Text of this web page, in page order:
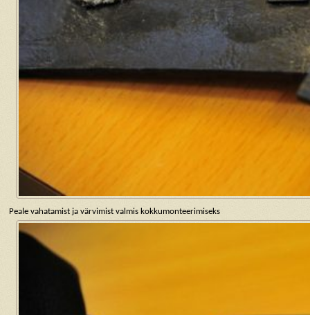
Peale vahatamist ja värvimist valmis kokkumonteerimiseks